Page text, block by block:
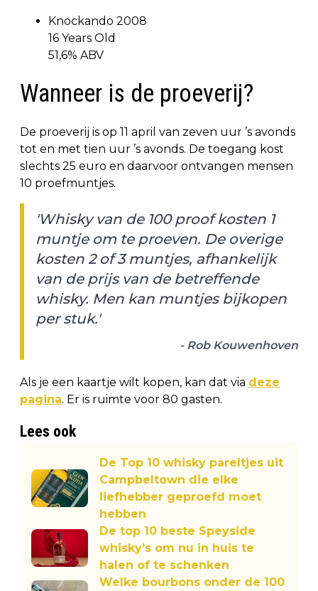
Knockando 2008
16 Years Old
51,6% ABV
Wanneer is de proeverij?
De proeverij is op 11 april van zeven uur ’s avonds
tot en met tien uur ’s avonds. De toegang kost
slechts 25 euro en daarvoor ontvangen mensen
10 proefmuntjes.
'Whisky van de 100 proof kosten 1
muntje om te proeven. De overige
kosten 2 of 3 muntjes, afhankelijk
van de prijs van de betreffende
whisky. Men kan muntjes bijkopen
per stuk.'
- Rob Kouwenhoven
Als je een kaartje wilt kopen, kan dat via deze
pagina. Er is ruimte voor 80 gasten.
Lees ook
De Top 10 whisky pareltjes uit
Campbeltown die elke
liefhebber geproefd moet
hebben
De top 10 beste Speyside
whisky’s om nu in huis te
halen of te schenken
Welke bourbons onder de 100